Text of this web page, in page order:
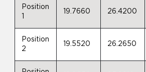
Position
19.7660 26.4200
Position
2
19.5520 26.2650